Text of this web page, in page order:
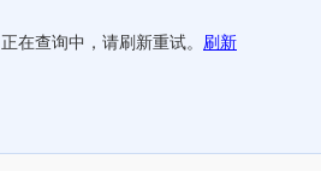
正在查询中，请刷新重试。 刷新